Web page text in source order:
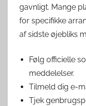
gavnligt. Mange
for specifikke
af sidste øjebliks
Følg officielle
meddelelser.
Tilmeld dig e-
Tjek